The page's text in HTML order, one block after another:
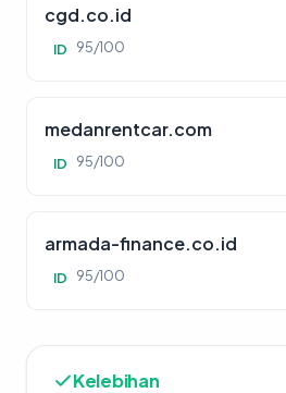
cgd.co.id
ID 95/100
medanrentcar.com
ID 95/100
armada-finance.co.id
ID 95/100
Kelebihan